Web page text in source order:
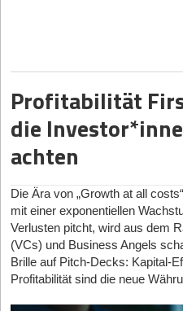
Wer private Einkäufe über das
geschäftliche Ausgaben vom
bei einer Prüfung aberkannt und
nachträglich als
nachvollziehbare
steuerlich nicht geltend machen.
Belege lückenlos und
Jede Buchung braucht einen
Grundlage für jede steuerliche
Profitabilität
die
achten
Die Ära von „Growth at all
mit einer exponentiellen
Verlusten pitcht, wird aus dem
(VCs) und Business Angels
Brille auf Pitch-Decks: Kapital-
Profitabilität sind die neue